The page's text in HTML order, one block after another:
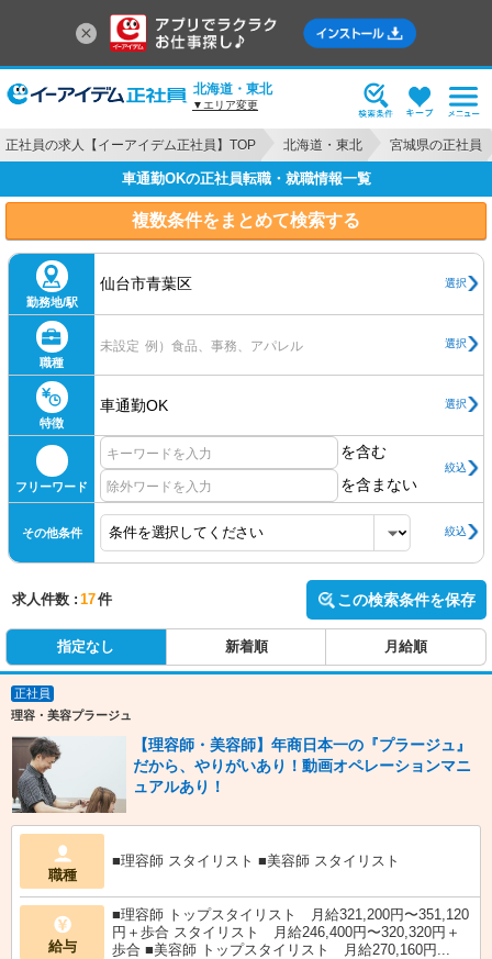
北海道・東北
▼エリア変更
正社員の求人【イーアイデム正社員】TOP 北海道・東北 宮城県の正社員
車通勤OKの正社員転職・就職情報一覧
複数条件をまとめて検索する
勤務地/駅
仙台市青葉区 選択
職種
未設定 例）食品、事務、アパレル 選択
特徴
車通勤OK 選択
フリーワード
を含む
を含まない
絞込
その他条件 絞込
求人件数 : 17件 この検索条件を保存
指定なし 新着順 月給順
正社員
理容・美容プラージュ
【理容師・美容師】年商日本一の『プラージュ』
だから、やりがいあり！動画オペレーションマニ
ュアルあり！
職種
■理容師 スタイリスト ■美容師 スタイリスト
給与
■理容師 トップスタイリスト 月給321,200円〜351,120
円＋歩合 スタイリスト 月給246,400円〜320,320円＋
歩合 ■美容師 トップスタイリスト 月給270,160円...